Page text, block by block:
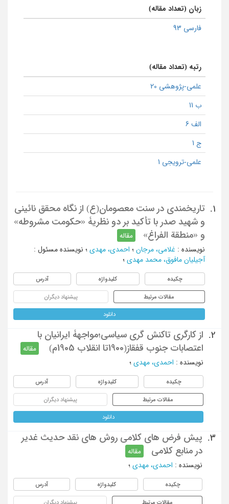
زبان (تعداد مقاله)
فارسی 93
رتبه (تعداد مقاله)
علمی-پژوهشی 20
ب 11
الف 6
ج 1
علمی-ترویجی 1
1.
تاریخمندی در سنت معصومان(ع) از نگاه محقق نائینی
و شهید صدر با تأکید بر دو نظریۀ «حکومت مشروطه»
و «منطقة الفراغ»
مقاله
نویسنده : غلامی، مرجان ؛ احمدی، مهدی ؛ نویسنده مسئول :
آجیلیان مافوق، محمد مهدی ؛
چکیده کلیدواژه آدرس
مقالات مرتبط پیشنهاد دیگران
دانلود
2.
از ‌کارگری ‌تا‌کنش ‌گری‌ سیاسی؛‌مواجهۀ ‌ایرانیان ‌با
‌اعتصابات ‌جنوب ‌قفقاز(‌‌1900تا‌ انقلاب ‌1905م) ‌
مقاله
نویسنده : احمدی، مهدی ؛
چکیده کلیدواژه آدرس
مقالات مرتبط پیشنهاد دیگران
دانلود
3.
پیش فرض های کلامی روش های نقد حدیث غدیر
در منابع کلامی
مقاله
نویسنده : احمدی، مهدی ؛
چکیده کلیدواژه آدرس
مقالات مرتبط پیشنهاد دیگران